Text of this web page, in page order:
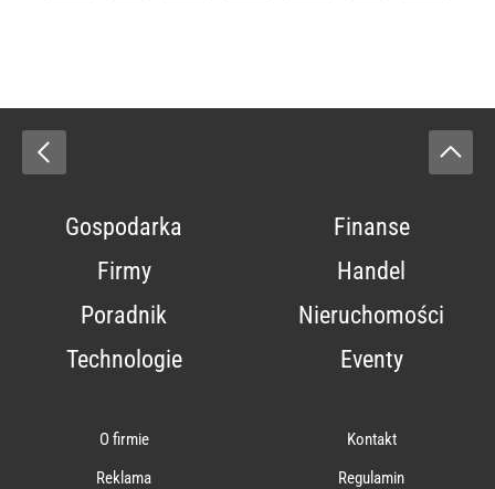
Gospodarka
Finanse
Firmy
Handel
Poradnik
Nieruchomości
Technologie
Eventy
O firmie
Kontakt
Reklama
Regulamin